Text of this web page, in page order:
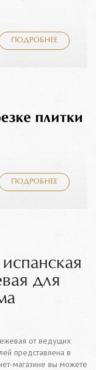
ПОДРОБНЕЕ
плитки
ПОДРОБНЕЕ
для
от ведущих
представлена в
магазине вы можете